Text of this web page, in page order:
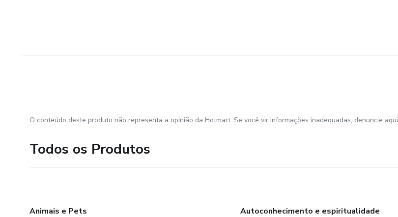
O conteúdo deste produto não representa a opinião da Hotmart. Se você vir informações inadequadas, denuncie aqui
Todos os Produtos
Animais e Pets
Autoconhecimento e espiritualidade